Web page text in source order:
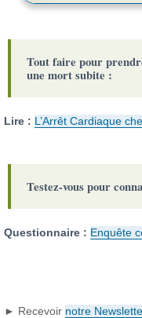
Tout faire pour
une mort subite :
Lire : L’Arrêt Cardiaque
Testez-vous pour
Questionnaire : Enquête
► Recevoir notre